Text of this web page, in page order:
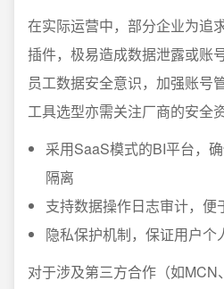
在实际运营中，部分企业为追
插件，极易造成数据泄露或账
员工数据安全意识，加强账号
工具选型亦需关注厂商的安全
采用SaaS模式的BI平台，
隔离
支持数据操作日志审计，便
隐私保护机制，保证用户个
对于涉及第三方合作（如MCN